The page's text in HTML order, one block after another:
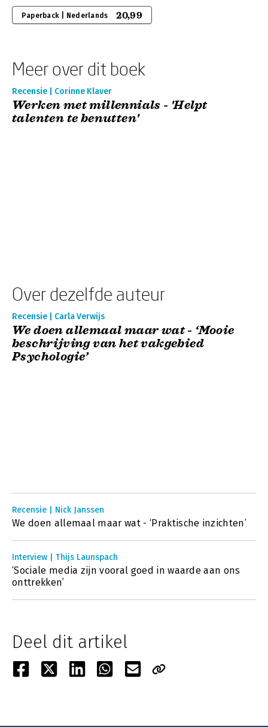
Paperback | Nederlands 20,99
Meer over dit boek
Recensie | Corinne Klaver
Werken met millennials - 'Helpt
talenten te benutten'
Over dezelfde auteur
Recensie | Carla Verwijs
We doen allemaal maar wat - ‘Mooie
beschrijving van het vakgebied
Psychologie’
Recensie | Nick Janssen
We doen allemaal maar wat - ‘Praktische inzichten’
Interview | Thijs Launspach
‘Sociale media zijn vooral goed in waarde aan ons
onttrekken’
Deel dit artikel